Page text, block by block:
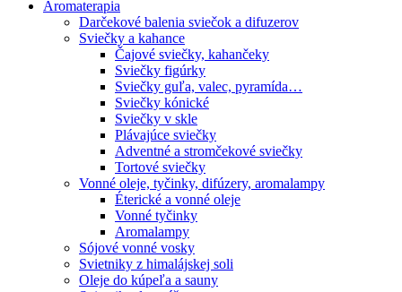
Aromaterapia
Darčekové balenia sviečok a difuzerov
Sviečky a kahance
Čajové sviečky, kahančeky
Sviečky figúrky
Sviečky guľa, valec, pyramída…
Sviečky kónické
Sviečky v skle
Plávajúce sviečky
Adventné a stromčekové sviečky
Tortové sviečky
Vonné oleje, tyčinky, difúzery, aromalampy
Éterické a vonné oleje
Vonné tyčinky
Aromalampy
Sójové vonné vosky
Svietniky z himalájskej soli
Oleje do kúpeľa a sauny